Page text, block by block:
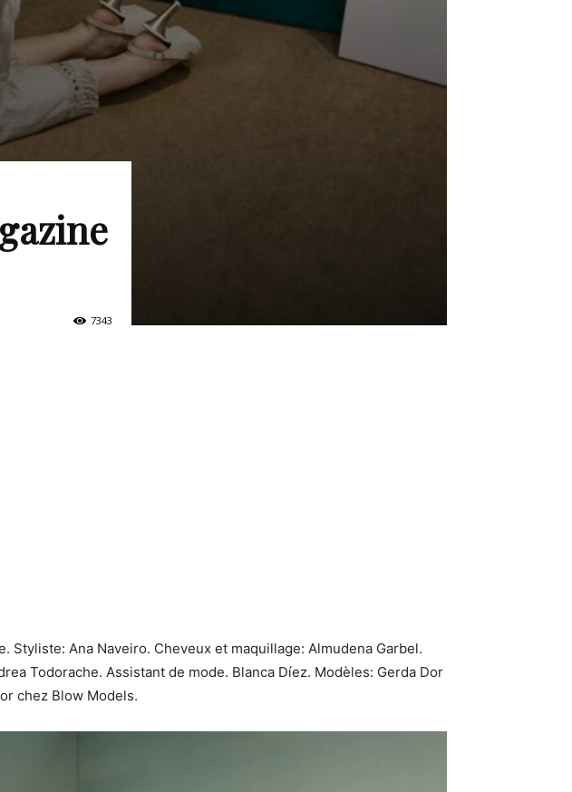
7343
Styliste: Ana Naveiro. Cheveux et maquillage: Almudena Garbel.
Todorache. Assistant de mode. Blanca Díez. Modèles: Gerda Dor
chez Blow Models.